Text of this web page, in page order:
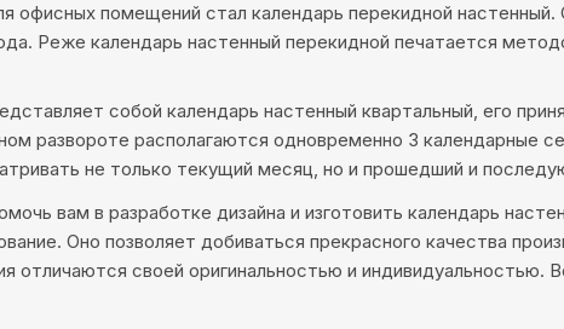
офисных помещений стал календарь перекидной
Реже календарь настенный перекидной печатается
собой календарь настенный квартальный, его
развороте располагаются одновременно 3 календарные
не только текущий месяц, но и прошедший и
вам в разработке дизайна и изготовить календарь
Оно позволяет добиваться прекрасного качества
отличаются своей оригинальностью и